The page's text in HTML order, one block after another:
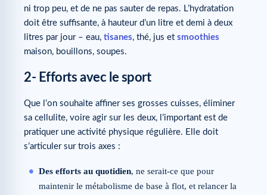
ni trop peu, et de ne pas sauter de repas. L’hydratation
doit être suffisante, à hauteur d’un litre et demi à deux
litres par jour – eau, tisanes, thé, jus et smoothies
maison, bouillons, soupes.
2- Efforts avec le sport
Que l’on souhaite affiner ses grosses cuisses, éliminer
sa cellulite, voire agir sur les deux, l’important est de
pratiquer une activité physique régulière. Elle doit
s’articuler sur trois axes :
Des efforts au quotidien, ne serait-ce que pour
maintenir le métabolisme de base à flot, et relancer la